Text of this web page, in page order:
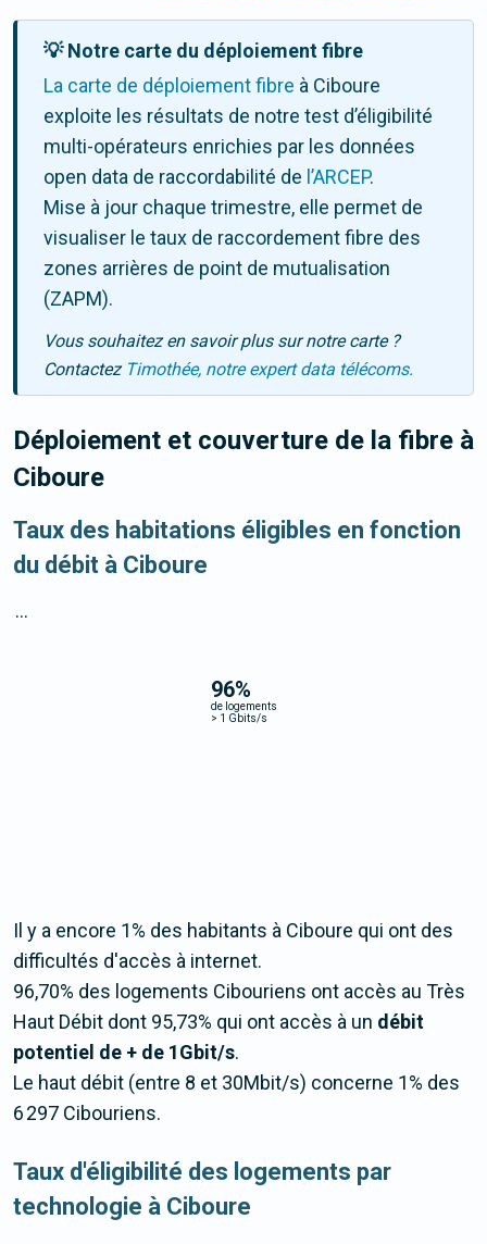
💡 Notre carte du déploiement fibre
La carte de déploiement fibre à Ciboure
exploite les résultats de notre test d’éligibilité
multi-opérateurs enrichies par les données
open data de raccordabilité de l’ARCEP.
Mise à jour chaque trimestre, elle permet de
visualiser le taux de raccordement fibre des
zones arrières de point de mutualisation
(ZAPM).
Vous souhaitez en savoir plus sur notre carte ?
Contactez Timothée, notre expert data télécoms.
Déploiement et couverture de la fibre à
Ciboure
Taux des habitations éligibles en fonction
du débit à Ciboure
96%
de logements
> 1 Gbits/s
...
Il y a encore 1% des habitants à Ciboure qui ont des
difficultés d'accès à internet.
96,70% des logements Cibouriens ont accès au Très
Haut Débit dont 95,73% qui ont accès à un débit
potentiel de + de 1Gbit/s.
Le haut débit (entre 8 et 30Mbit/s) concerne 1% des
6 297 Cibouriens.
Taux d'éligibilité des logements par
technologie à Ciboure